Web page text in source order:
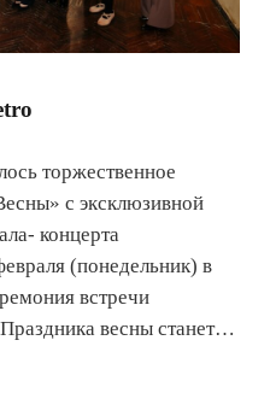
торжественное
с эксклюзивной
концерта
(понедельник) в
встречи
весны станет…